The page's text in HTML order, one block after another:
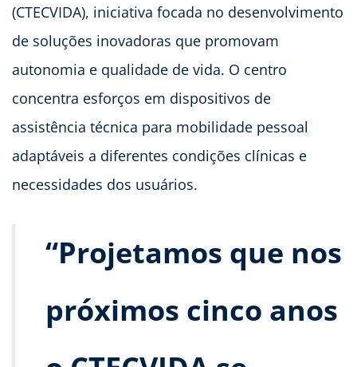
(CTECVIDA), iniciativa focada no desenvolvimento
de soluções inovadoras que promovam
autonomia e qualidade de vida. O centro
concentra esforços em dispositivos de
assistência técnica para mobilidade pessoal
adaptáveis a diferentes condições clínicas e
necessidades dos usuários.
“Projetamos que nos
próximos cinco anos